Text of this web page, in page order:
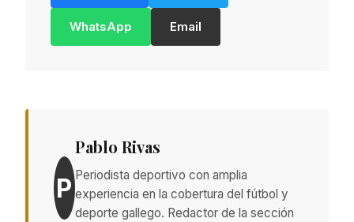
WhatsApp Email
P
Pablo Rivas
Periodista deportivo con amplia
experiencia en la cobertura del fútbol y
deporte gallego. Redactor de la sección